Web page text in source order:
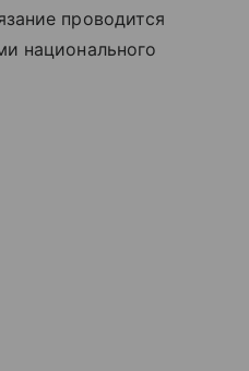
проводится
национального